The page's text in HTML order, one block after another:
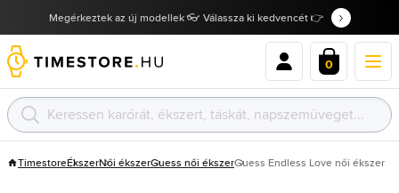
Megérkeztek az új modellek 👓 Válassza ki kedvencét 👉
0
TimestoreÉkszerNői ékszerGuess női ékszerGuess Endless Love női ékszer